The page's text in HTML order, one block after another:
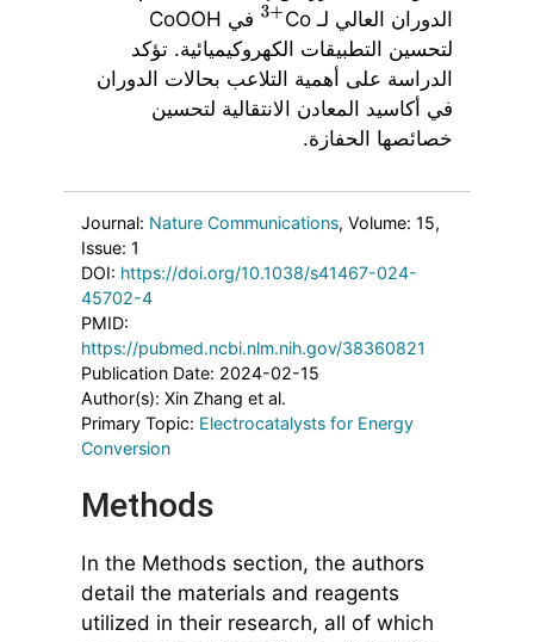
الدوران العالي لـ Co
3+
في CoOOH
لتحسين التطبيقات الكهروكيميائية. تؤكد
الدراسة على أهمية التلاعب بحالات الدوران
في أكاسيد المعادن الانتقالية لتحسين
خصائصها الحفازة.
Journal: Nature Communications, Volume: 15,
Issue: 1
DOI: https://doi.org/10.1038/s41467-024-
45702-4
PMID:
https://pubmed.ncbi.nlm.nih.gov/38360821
Publication Date: 2024-02-15
Author(s): Xin Zhang et al.
Primary Topic: Electrocatalysts for Energy
Conversion
Methods
In the Methods section, the authors
detail the materials and reagents
utilized in their research, all of which